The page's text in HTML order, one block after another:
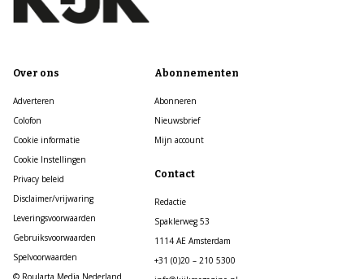
Over ons
Adverteren
Colofon
Cookie informatie
Cookie Instellingen
Privacy beleid
Disclaimer/vrijwaring
Leveringsvoorwaarden
Gebruiksvoorwaarden
Spelvoorwaarden
© Roularta Media Nederland
Abonnementen
Abonneren
Nieuwsbrief
Mijn account
Contact
Redactie
Spaklerweg 53
1114 AE Amsterdam
+31 (0)20 – 210 5300